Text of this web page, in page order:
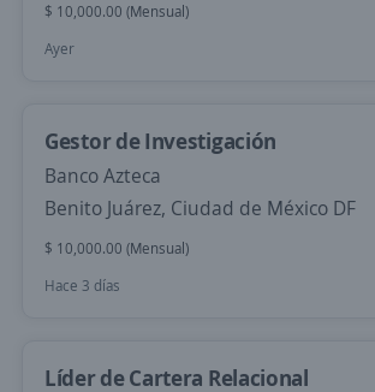
$ 10,000.00 (Mensual)
Ayer
Gestor de Investigación
Banco Azteca
Benito Juárez, Ciudad de México DF
$ 10,000.00 (Mensual)
Hace 3 días
Líder de Cartera Relacional